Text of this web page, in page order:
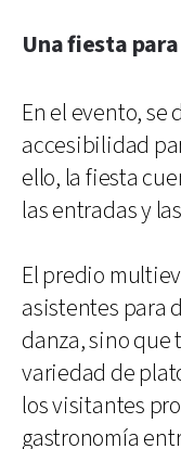
Una fiesta
En el evento, se
accesibilidad
ello, la fiesta
las entradas y
El predio
asistentes para
danza, sino que
variedad de
los visitantes
gastronomía